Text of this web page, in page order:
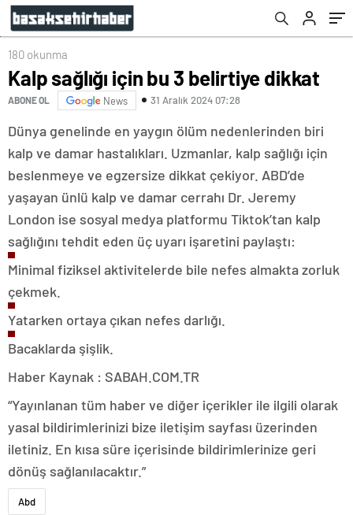
180 okunma
Kalp sağlığı için bu 3 belirtiye dikkat
ABONE OL News 31 Aralık 2024 07:28
Dünya genelinde en yaygın ölüm nedenlerinden biri
kalp ve damar hastalıkları. Uzmanlar, kalp sağlığı için
beslenmeye ve egzersize dikkat çekiyor. ABD’de
yaşayan ünlü kalp ve damar cerrahı Dr. Jeremy
London ise sosyal medya platformu Tiktok’tan kalp
sağlığını tehdit eden üç uyarı işaretini paylaştı:
Minimal fiziksel aktivitelerde bile nefes almakta zorluk
çekmek.
Yatarken ortaya çıkan nefes darlığı.
Bacaklarda şişlik.
Haber Kaynak : SABAH.COM.TR
“Yayınlanan tüm haber ve diğer içerikler ile ilgili olarak
yasal bildirimlerinizi bize iletişim sayfası üzerinden
iletiniz. En kısa süre içerisinde bildirimlerinize geri
dönüş sağlanılacaktır.”
Abd